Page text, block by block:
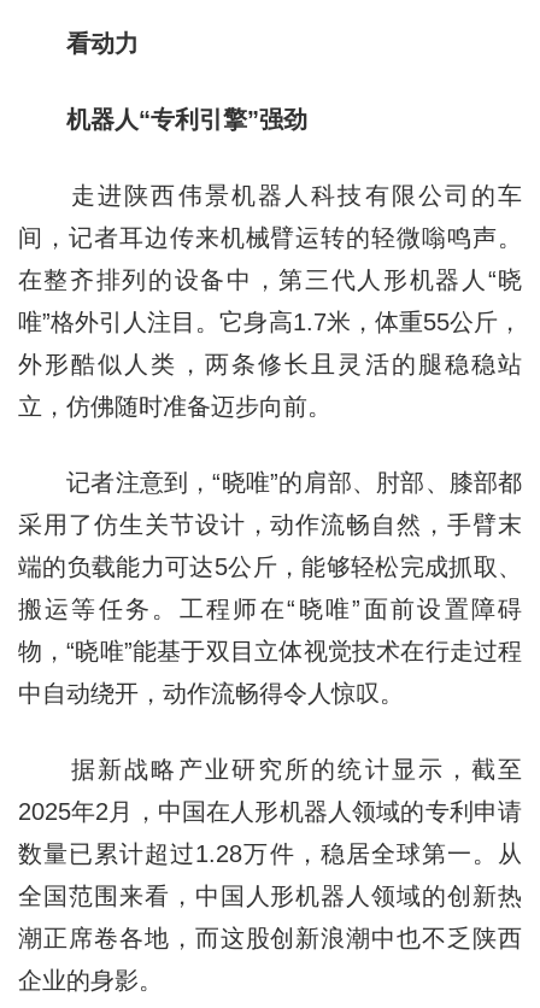
看动力
机器人“专利引擎”强劲
走进陕西伟景机器人科技有限公司的车
间，记者耳边传来机械臂运转的轻微嗡鸣声。
在整齐排列的设备中，第三代人形机器人“晓
唯”格外引人注目。它身高1.7米，体重55公斤，
外形酷似人类，两条修长且灵活的腿稳稳站
立，仿佛随时准备迈步向前。
记者注意到，“晓唯”的肩部、肘部、膝部都
采用了仿生关节设计，动作流畅自然，手臂末
端的负载能力可达5公斤，能够轻松完成抓取、
搬运等任务。工程师在“晓唯”面前设置障碍
物，“晓唯”能基于双目立体视觉技术在行走过程
中自动绕开，动作流畅得令人惊叹。
据新战略产业研究所的统计显示，截至
2025年2月，中国在人形机器人领域的专利申请
数量已累计超过1.28万件，稳居全球第一。从
全国范围来看，中国人形机器人领域的创新热
潮正席卷各地，而这股创新浪潮中也不乏陕西
企业的身影。